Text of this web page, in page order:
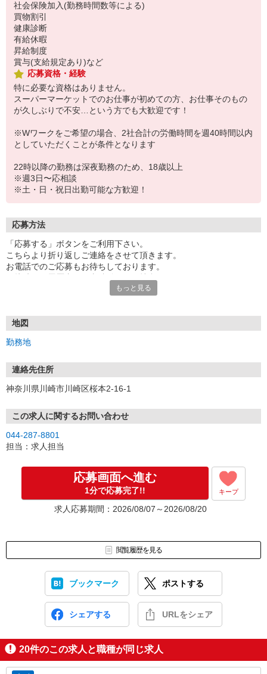
社会保険加入(勤務時間数等による)
買物割引
健康診断
有給休暇
昇給制度
賞与(支給規定あり)など
応募資格・経験
特に必要な資格はありません。
スーパーマーケットでのお仕事が初めての方、お仕事そのもの
が久しぶりで不安…という方でも大歓迎です！
※Wワークをご希望の場合、2社合計の労働時間を週40時間以内
としていただくことが条件となります
22時以降の勤務は深夜勤務のため、18歳以上
※週3日〜応相談
※土・日・祝日出勤可能な方歓迎！
応募方法
「応募する」ボタンをご利用下さい。
こちらより折り返しご連絡をさせて頂きます。
お電話でのご応募もお待ちしております。
もっと見る
地図
勤務地
連絡先住所
神奈川県川崎市川崎区桜本2-16-1
この求人に関するお問い合わせ
044-287-8801
担当：求人担当
応募画面へ進む
1分で応募完了!! キープ
求人応募期間：2026/08/07～2026/08/20
閲覧履歴を見る
ブックマーク ポストする
シェアする URLをシェア
20件のこの求人と職種が同じ求人